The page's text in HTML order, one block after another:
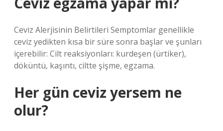
Ceviz Alerjisinin Belirtileri Semptomlar genellikle
ceviz yedikten kısa bir süre sonra başlar ve şunları
içerebilir: Cilt reaksiyonları: kurdeşen (ürtiker),
döküntü, kaşıntı, ciltte şişme, egzama.
Her gün ceviz yersem ne
olur?